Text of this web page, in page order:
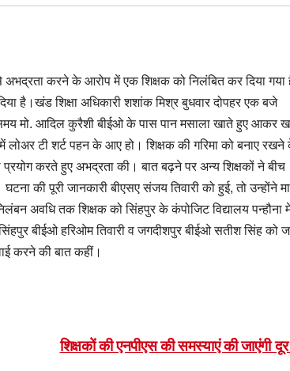
अभद्रता करने के आरोप में एक शिक्षक को निलंबित कर दिया गया
है।खंड शिक्षा अधिकारी शशांक मिश्र बुधवार दोपहर एक बजे
समय मो. आदिल कुरैशी बीईओ के पास पान मसाला खाते हुए आकर
लोअर टी शर्ट पहन के आए हो। शिक्षक की गरिमा को बनाए
प्रयोग करते हुए अभद्रता की। बात बढ़ने पर अन्य शिक्षकों ने बीच
की पूरी जानकारी बीएसए संजय तिवारी को हुई, तो उन्होंने
अवधि तक शिक्षक को सिंहपुर के कंपोजिट विद्यालय पन्हौना
बीईओ हरिओम तिवारी व जगदीशपुर बीईओ सतीश सिंह को
करने की बात कहीं।
शिक्षकों की एनपीएस की समस्याएं की जाएंगी दूर